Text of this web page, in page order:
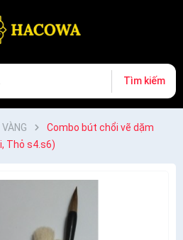
Tìm kiếm
Combo bút chổi vẽ dặm
Thỏ s4.s6)